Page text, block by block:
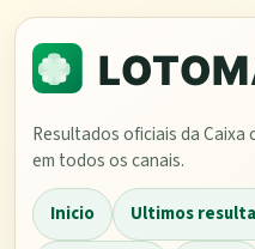
Resultados oficiais da
em todos os canais.
Inicio Ultimos